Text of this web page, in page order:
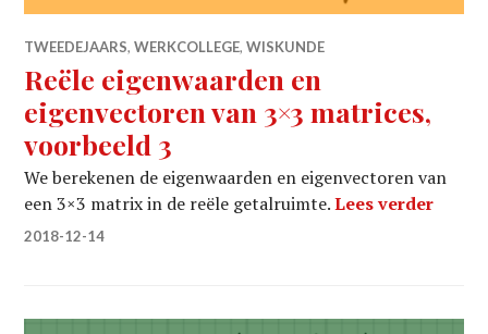
TWEEDEJAARS,WERKCOLLEGE,WISKUNDE
Reële eigenwaarden en
eigenvectoren van 3×3 matrices,
voorbeeld 3
We berekenen de eigenwaarden en eigenvectoren van
een 3×3 matrix in de reële getalruimte.Lees verderReële
2018-12-14